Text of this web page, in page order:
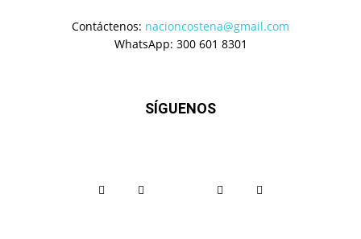
Contáctenos: nacioncostena@gmail.com
WhatsApp: 300 601 8301
SÍGUENOS